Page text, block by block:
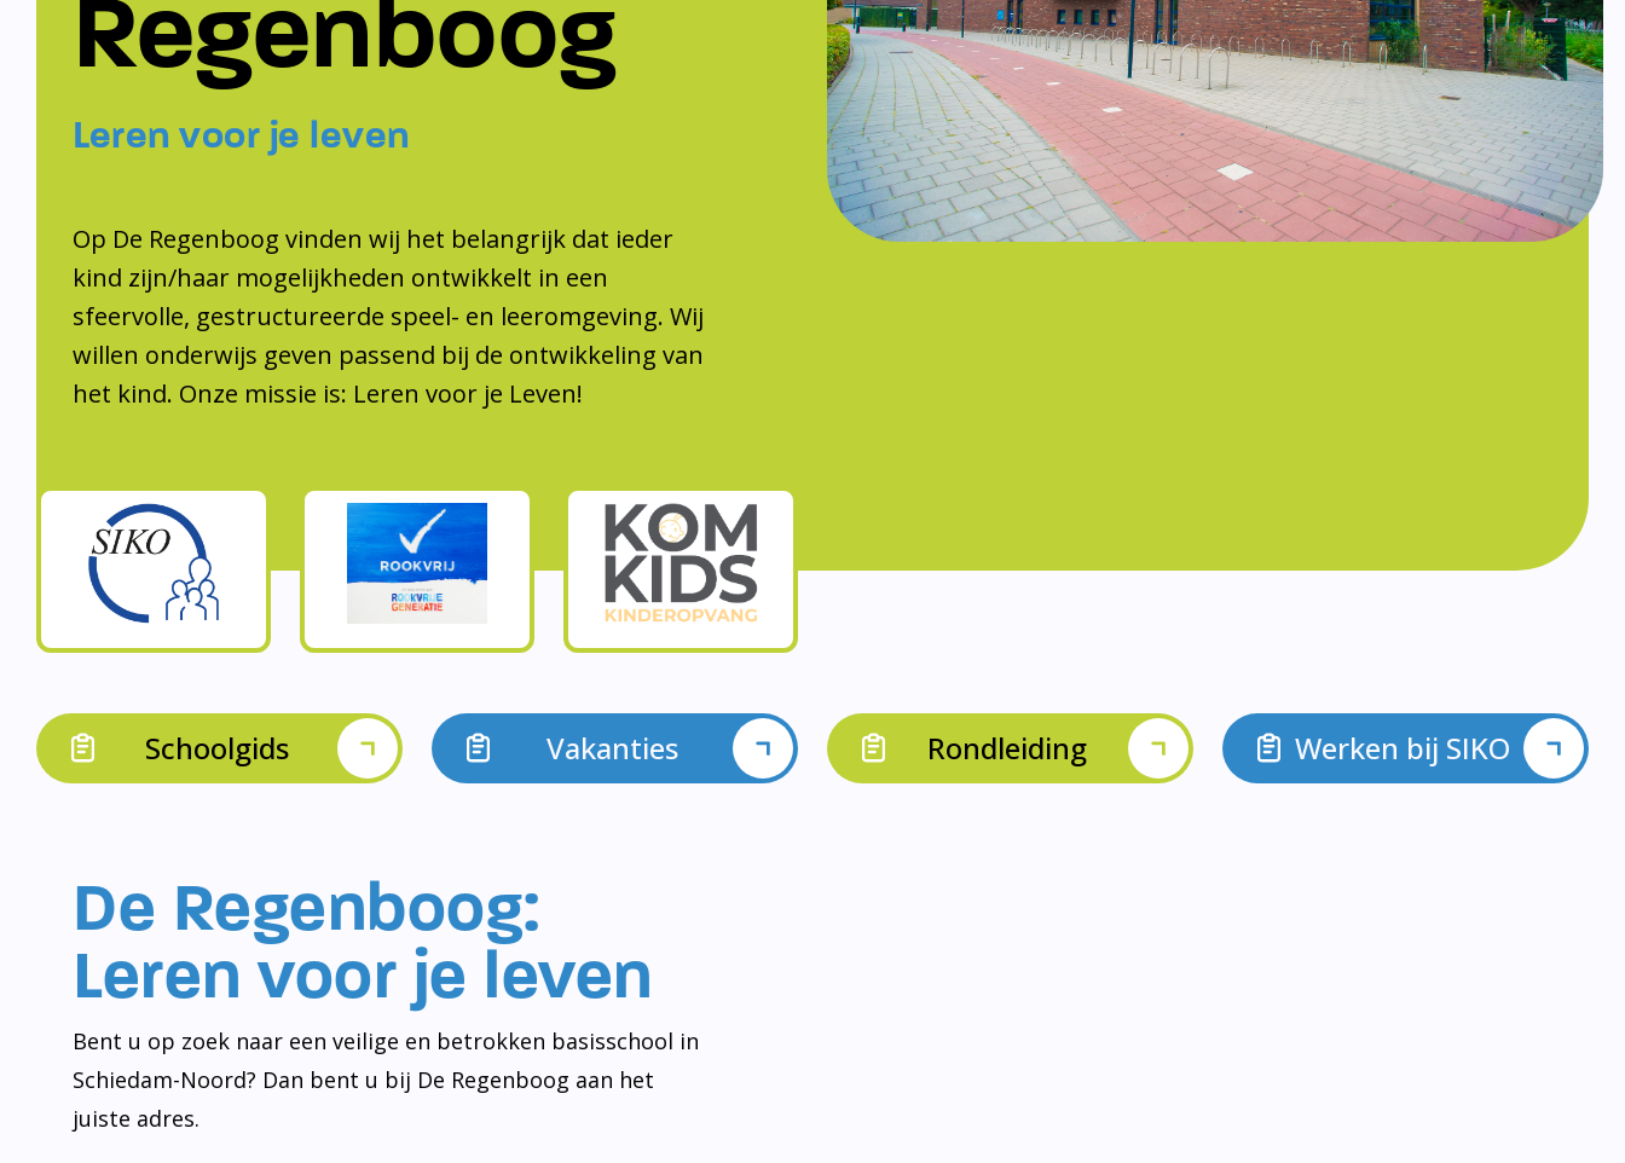
Regenboog
Leren voor je leven
Op De Regenboog vinden wij het belangrijk dat ieder
kind zijn/haar mogelijkheden ontwikkelt in een
sfeervolle, gestructureerde speel- en leeromgeving. Wij
willen onderwijs geven passend bij de ontwikkeling van
het kind. Onze missie is: Leren voor je Leven!
Schoolgids Vakanties Rondleiding Werken bij SIKO
De Regenboog:
Leren voor je leven
Bent u op zoek naar een veilige en betrokken basisschool in
Schiedam-Noord? Dan bent u bij De Regenboog aan het
juiste adres.